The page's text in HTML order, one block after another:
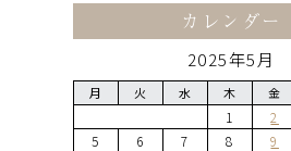
カレンダー
2025年5月
月 火 水 木 金
1 2
5
6 7 8 9